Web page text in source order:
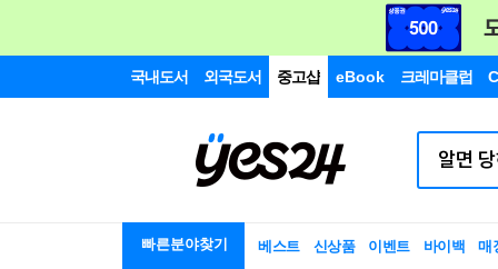
국내도서 외국도서 중고샵 eBook 크레마클럽
빠른분야찾기 베스트 신상품 이벤트 바이백 매